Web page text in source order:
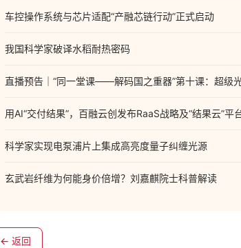
车控操作系统与芯片适配“产融芯链行动”正式启动
我国科学家破译水稻耐热密码
直播预告｜“同一堂课——解码国之重器”第十课：超级
用AI“交付结果”，百融云创发布RaaS战略及“结果云”平
科学家实现电泵浦片上集成高亮度量子纠缠光源
玄武岩纤维为何能身价倍增？刘嘉麒院士科普解读
← 返回